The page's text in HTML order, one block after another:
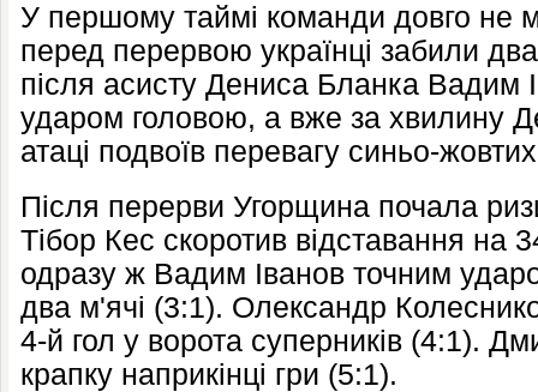
У першому таймі команди довго не
перед перервою українці забили
після асисту Дениса Бланка Вадим
ударом головою, а вже за хвилину
атаці подвоїв перевагу синьо-
Після перерви Угорщина почала
Тібор Кес скоротив відставання на
одразу ж Вадим Іванов точним
два м'ячі (3:1). Олександр
4-й гол у ворота суперників (4:1).
крапку наприкінці гри (5:1).